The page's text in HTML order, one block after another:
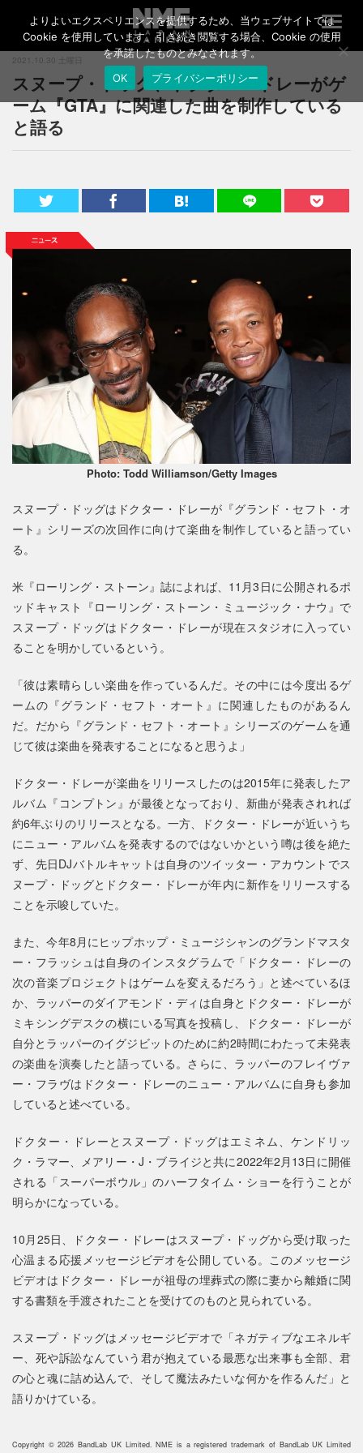
T
o
g
l
e
n
a
n
2021.10.30 土曜日
スヌープ・ドッグ、ドクター・ドレーがゲ
ーム『GTA』に関連した曲を制作している
と語る
Photo: Todd Williamson/Getty Images
スヌープ・ドッグはドクター・ドレーが『グランド・セフト・オ
ート』シリーズの次回作に向けて楽曲を制作していると語ってい
る。
米『ローリング・ストーン』誌によれば、11月3日に公開されるポ
ッドキャスト『ローリング・ストーン・ミュージック・ナウ』で
スヌープ・ドッグはドクター・ドレーが現在スタジオに入ってい
ることを明かしているという。
「彼は素晴らしい楽曲を作っているんだ。その中には今度出るゲ
ームの『グランド・セフト・オート』に関連したものがあるん
だ。だから『グランド・セフト・オート』シリーズのゲームを通
じて彼は楽曲を発表することになると思うよ」
ドクター・ドレーが楽曲をリリースしたのは2015年に発表したア
ルバム『コンプトン』が最後となっており、新曲が発表されれば
約6年ぶりのリリースとなる。一方、ドクター・ドレーが近いうち
にニュー・アルバムを発表するのではないかという噂は後を絶た
ず、先日DJバトルキャットは自身のツイッター・アカウントでス
ヌープ・ドッグとドクター・ドレーが年内に新作をリリースする
ことを示唆していた。
また、今年8月にヒップホップ・ミュージシャンのグランドマスタ
ー・フラッシュは自身のインスタグラムで「ドクター・ドレーの
次の音楽プロジェクトはゲームを変えるだろう」と述べているほ
か、ラッパーのダイアモンド・ディは自身とドクター・ドレーが
ミキシングデスクの横にいる写真を投稿し、ドクター・ドレーが
自分とラッパーのイグジビットのために約2時間にわたって未発表
の楽曲を演奏したと語っている。さらに、ラッパーのフレイヴァ
ー・フラヴはドクター・ドレーのニュー・アルバムに自身も参加
していると述べている。
ドクター・ドレーとスヌープ・ドッグはエミネム、ケンドリッ
ク・ラマー、メアリー・J・ブライジと共に2022年2月13日に開催
される「スーパーボウル」のハーフタイム・ショーを行うことが
明らかになっている。
10月25日、ドクター・ドレーはスヌープ・ドッグから受け取った
心温まる応援メッセージビデオを公開している。このメッセージ
ビデオはドクター・ドレーが祖母の埋葬式の際に妻から離婚に関
する書類を手渡されたことを受けてのものと見られている。
スヌープ・ドッグはメッセージビデオで「ネガティブなエネルギ
ー、死や訴訟なんていう君が抱えている最悪な出来事も全部、君
の心と魂に詰め込んで、そして魔法みたいな何かを作るんだ」と
語りかけている。
Copyright © 2026 BandLab UK Limited. NME is a registered trademark of BandLab UK Limited
よりよいエクスペリエンスを提供するため、当ウェブサイトでは
Cookie を使用しています。引き続き閲覧する場合、Cookie の使用
を承諾したものとみなされます。
OK
プライバシーポリシー